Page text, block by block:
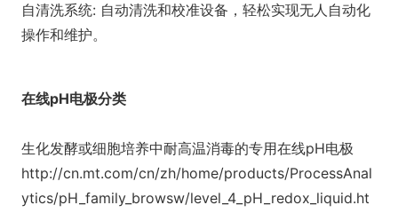
自清洗系统: 自动清洗和校准设备，轻松实现无人自动化
操作和维护。
在线pH电极分类
生化发酵或细胞培养中耐高温消毒的专用在线pH电极
http://cn.mt.com/cn/zh/home/products/ProcessAnal
ytics/pH_family_browsw/level_4_pH_redox_liquid.ht